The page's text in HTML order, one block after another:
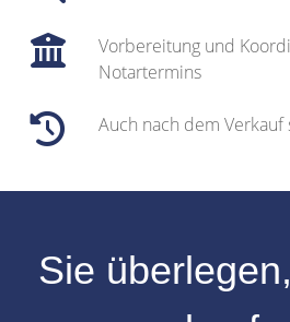
Vorbereitung und
Notartermins
Auch nach dem
Sie